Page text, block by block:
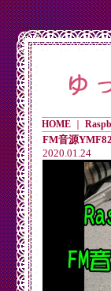
HOME｜
FM音源
2020.01.24